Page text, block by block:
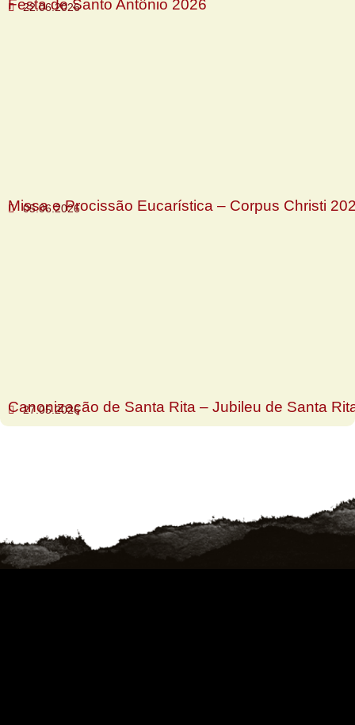
Festa de Santo Antônio 2026
22.06.2026
Missa e Procissão Eucarística – Corpus Christi
05.06.2026
Canonização de Santa Rita – Jubileu de Santa
27.05.2026